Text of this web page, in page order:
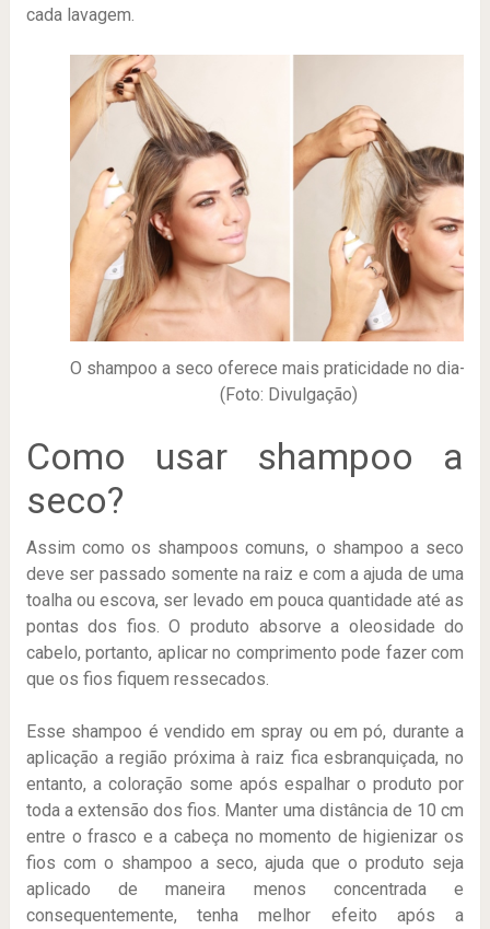
cada lavagem.
O shampoo a seco oferece mais praticidade no dia-a-
(Foto: Divulgação)
Como usar shampoo a
seco?
Assim como os shampoos comuns, o shampoo a seco
deve ser passado somente na raiz e com a ajuda de uma
toalha ou escova, ser levado em pouca quantidade até as
pontas dos fios. O produto absorve a oleosidade do
cabelo, portanto, aplicar no comprimento pode fazer com
que os fios fiquem ressecados.
Esse shampoo é vendido em spray ou em pó, durante a
aplicação a região próxima à raiz fica esbranquiçada, no
entanto, a coloração some após espalhar o produto por
toda a extensão dos fios. Manter uma distância de 10 cm
entre o frasco e a cabeça no momento de higienizar os
fios com o shampoo a seco, ajuda que o produto seja
aplicado de maneira menos concentrada e
consequentemente, tenha melhor efeito após a